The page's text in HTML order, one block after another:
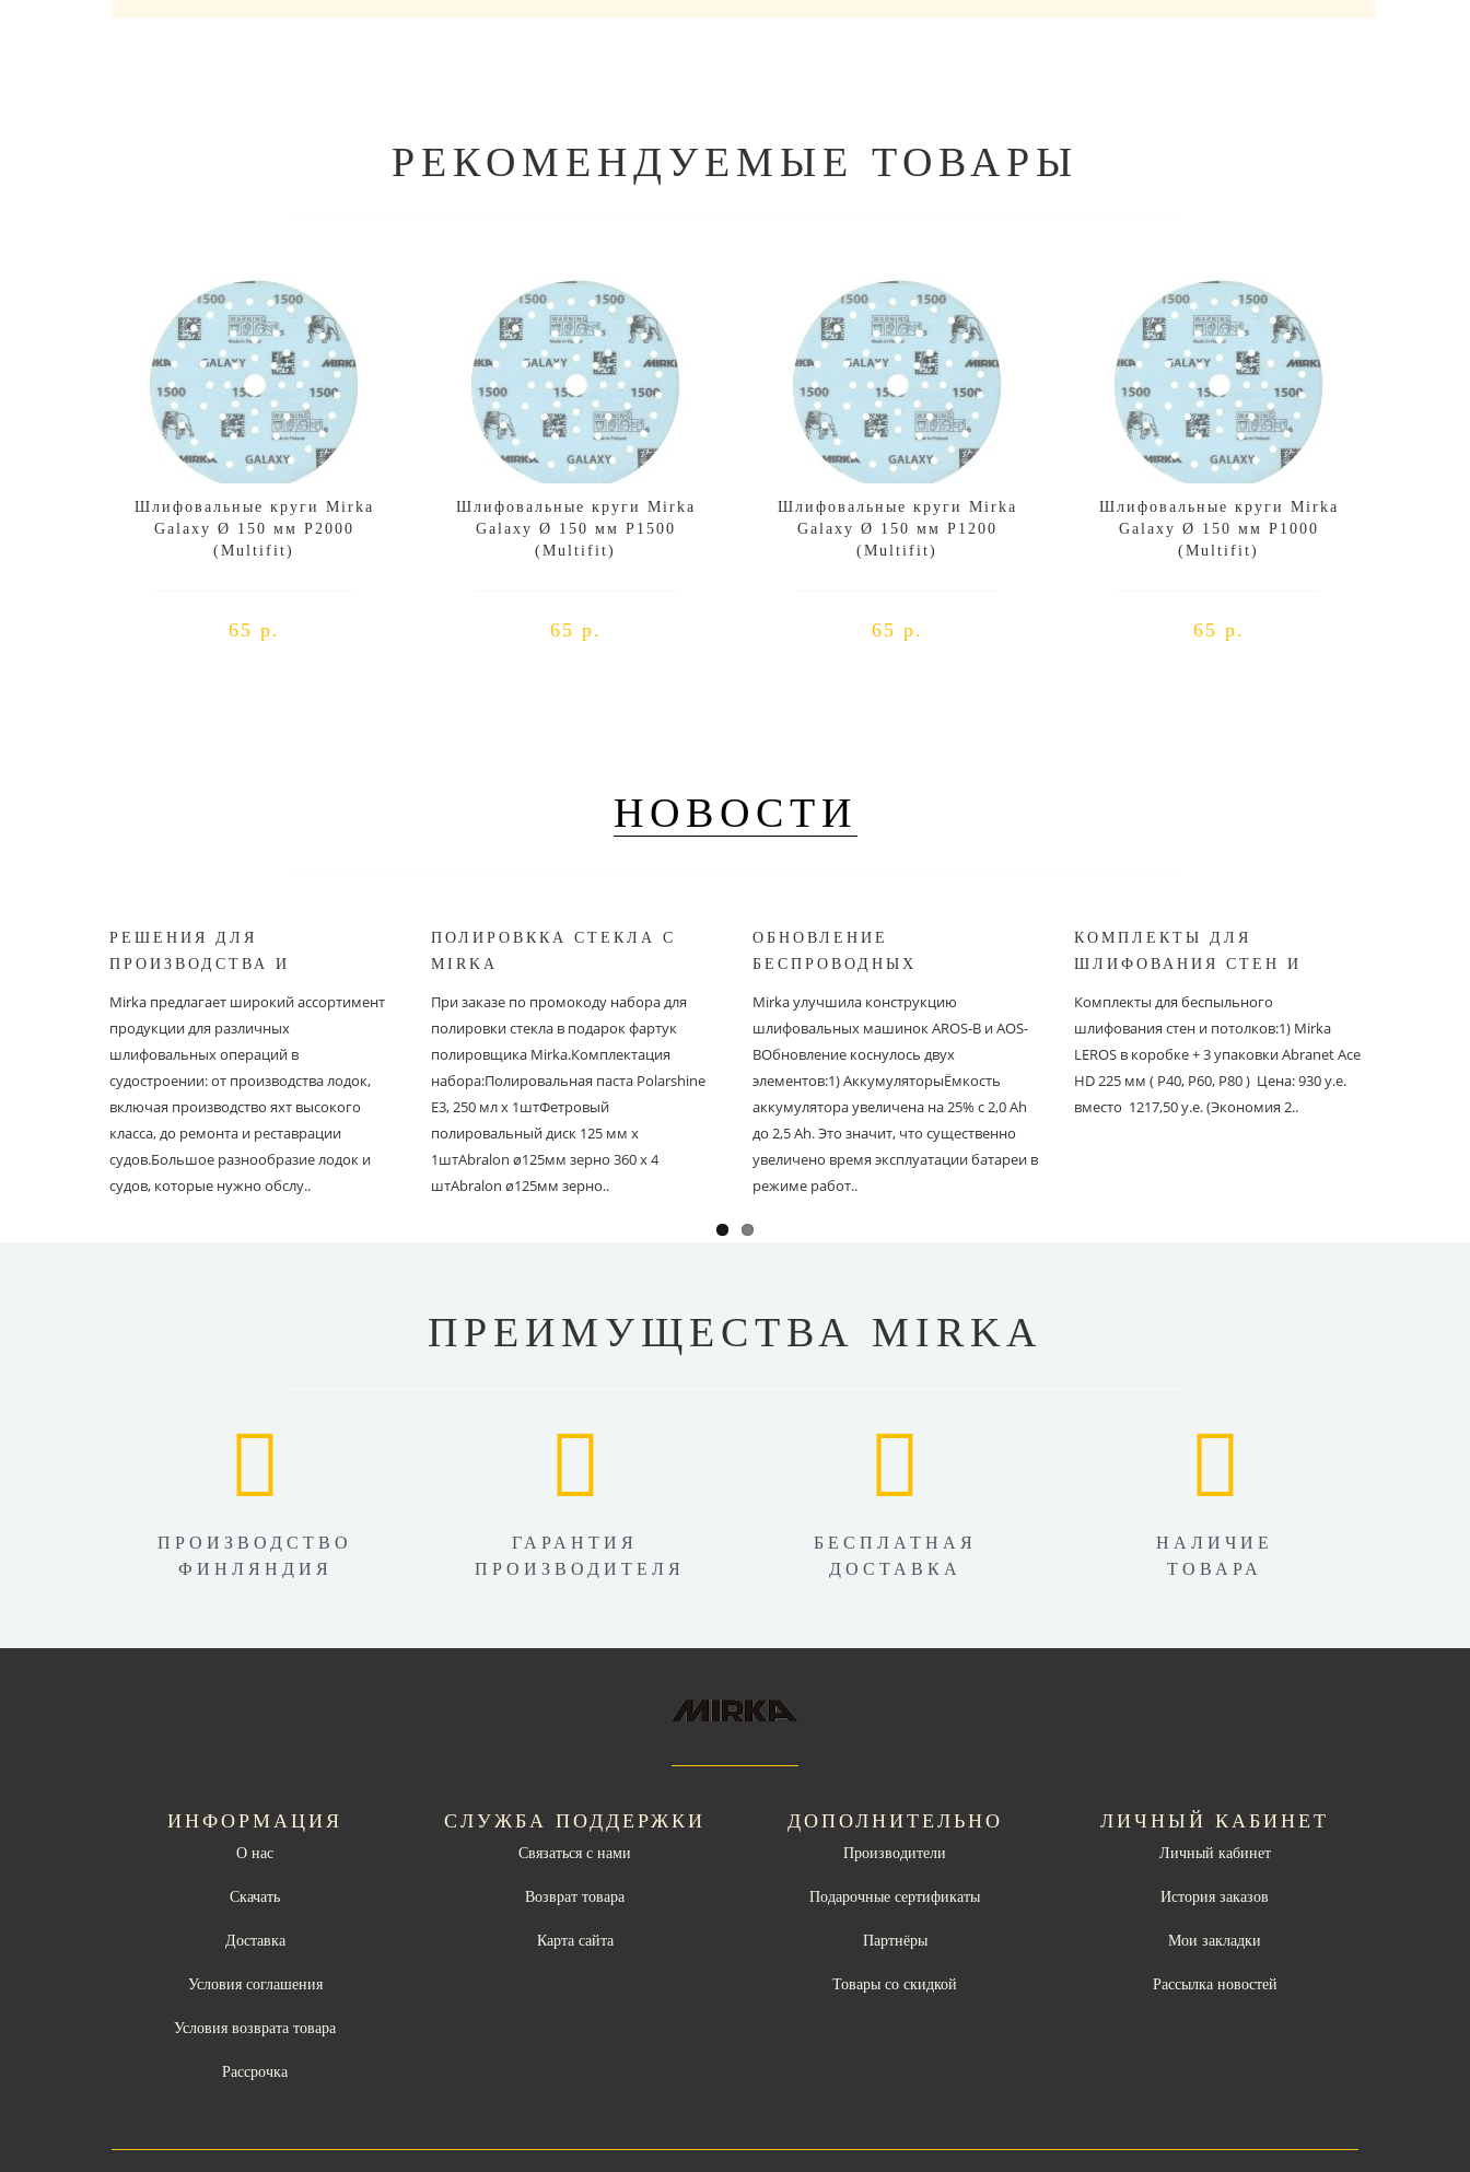
РЕКОМЕНДУЕМЫЕ ТОВАРЫ
Шлифовальные круги Mirka
Galaxy Ø 150 мм P2000
(Multifit)
65 р.
Шлифовальные круги Mirka
Galaxy Ø 150 мм P1500
(Multifit)
65 р.
Шлифовальные круги Mirka
Galaxy Ø 150 мм P1200
(Multifit)
65 р.
Шлифовальные круги Mirka
Galaxy Ø 150 мм P1000
(Multifit)
65 р.
НОВОСТИ
РЕШЕНИЯ ДЛЯ
ПРОИЗВОДСТВА И
Mirka предлагает широкий ассортимент
продукции для различных
шлифовальных операций в
судостроении: от производства лодок,
включая производство яхт высокого
класса, до ремонта и реставрации
судов.Большое разнообразие лодок и
судов, которые нужно обслу..
ПОЛИРОВККА СТЕКЛА С
MIRKA
При заказе по промокоду набора для
полировки стекла в подарок фартук
полировщика Mirka.Комплектация
набора:Полировальная паста Polarshine
E3, 250 мл х 1штФетровый
полировальный диск 125 мм х
1штAbralon ø125мм зерно 360 х 4
штAbralon ø125мм зерно..
ОБНОВЛЕНИЕ
БЕСПРОВОДНЫХ
Mirka улучшила конструкцию
шлифовальных машинок AROS-B и AOS-
BОбновление коснулось двух
элементов:1) АккумуляторыЁмкость
аккумулятора увеличена на 25% с 2,0 Ah
до 2,5 Ah. Это значит, что существенно
увеличено время эксплуатации батареи в
режиме работ..
КОМПЛЕКТЫ ДЛЯ
ШЛИФОВАНИЯ СТЕН И
Комплекты для беспыльного
шлифования стен и потолков:1) Mirka
LEROS в коробке + 3 упаковки Abranet Ace
HD 225 мм ( P40, P60, P80 ) Цена: 930 у.е.
вместо 1217,50 у.е. (Экономия 2..
ПРЕИМУЩЕСТВА MIRKA
ПРОИЗВОДСТВО
ФИНЛЯНДИЯ
ГАРАНТИЯ
ПРОИЗВОДИТЕЛЯ
БЕСПЛАТНАЯ
ДОСТАВКА
НАЛИЧИЕ
ТОВАРА
ИНФОРМАЦИЯ
О нас
Скачать
Доставка
Условия соглашения
Условия возврата товара
Рассрочка
СЛУЖБА ПОДДЕРЖКИ
Связаться с нами
Возврат товара
Карта сайта
ДОПОЛНИТЕЛЬНО
Производители
Подарочные сертификаты
Партнёры
Товары со скидкой
ЛИЧНЫЙ КАБИНЕТ
Личный кабинет
История заказов
Мои закладки
Рассылка новостей